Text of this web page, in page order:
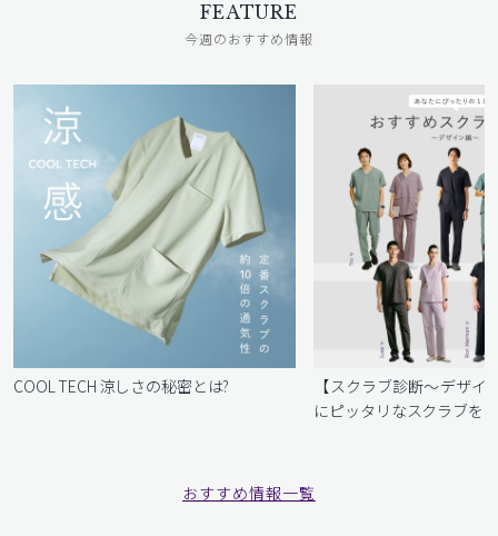
FEATURE
今週のおすすめ情報
COOL TECH 涼しさの秘密とは?
【スクラブ診断〜デザイ
にピッタリなスクラブを
おすすめ情報一覧